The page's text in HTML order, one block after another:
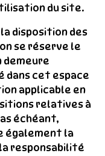
du site.
disposition des
se réserve le
demeure
dans cet espace
applicable en
relatives à
échéant,
également la
responsabilité